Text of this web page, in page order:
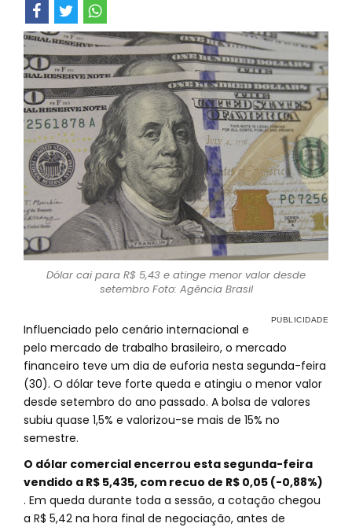
Dólar cai para R$ 5,43 e atinge menor valor desde
setembro Foto: Agência Brasil
Influenciado pelo cenário internacional e
pelo mercado de trabalho brasileiro, o mercado
financeiro teve um dia de euforia nesta segunda-feira
(30). O dólar teve forte queda e atingiu o menor valor
desde setembro do ano passado. A bolsa de valores
subiu quase 1,5% e valorizou-se mais de 15% no
semestre.
O dólar comercial encerrou esta segunda-feira
vendido a R$ 5,435, com recuo de R$ 0,05 (-0,88%)
. Em queda durante toda a sessão, a cotação chegou
a R$ 5,42 na hora final de negociação, antes de